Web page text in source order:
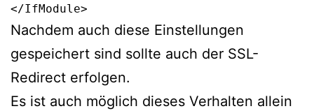
</IfModule>
Nachdem auch diese Einstellungen
gespeichert sind sollte auch der SSL-
Redirect erfolgen.
Es ist auch möglich dieses Verhalten allein